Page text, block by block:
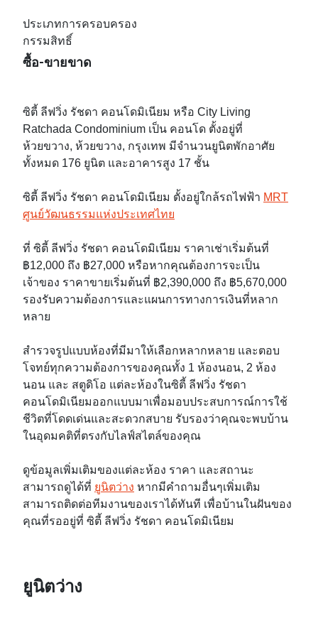
ประเภทการครอบครอง
กรรมสิทธิ์
ซื้อ-ขายขาด
ซิตี้ ลีฟวิ่ง รัชดา คอนโดมิเนียม หรือ City Living
Ratchada Condominium เป็น คอนโด ตั้งอยู่ที่
ห้วยขวาง, ห้วยขวาง, กรุงเทพ มีจำนวนยูนิตพักอาศัย
ทั้งหมด 176 ยูนิต และอาคารสูง 17 ชั้น
ซิตี้ ลีฟวิ่ง รัชดา คอนโดมิเนียม ตั้งอยู่ใกล้รถไฟฟ้า MRT
ศูนย์วัฒนธรรมแห่งประเทศไทย
ที่ ซิตี้ ลีฟวิ่ง รัชดา คอนโดมิเนียม ราคาเช่าเริ่มต้นที่
฿12,000 ถึง ฿27,000 หรือหากคุณต้องการจะเป็น
เจ้าของ ราคาขายเริ่มต้นที่ ฿2,390,000 ถึง ฿5,670,000
รองรับความต้องการและแผนการทางการเงินที่หลาก
หลาย
สำรวจรูปแบบห้องที่มีมาให้เลือกหลากหลาย และตอบ
โจทย์ทุกความต้องการของคุณทั้ง 1 ห้องนอน, 2 ห้อง
นอน และ สตูดิโอ แต่ละห้องในซิตี้ ลีฟวิ่ง รัชดา
คอนโดมิเนียมออกแบบมาเพื่อมอบประสบการณ์การใช้
ชีวิตที่โดดเด่นและสะดวกสบาย รับรองว่าคุณจะพบบ้าน
ในอุดมคติที่ตรงกับไลฟ์สไตล์ของคุณ
ดูข้อมูลเพิ่มเติมของแต่ละห้อง ราคา และสถานะ
สามารถดูได้ที่ ยูนิตว่าง หากมีคำถามอื่นๆเพิ่มเติม
สามารถติดต่อทีมงานของเราได้ทันที เพื่อบ้านในฝันของ
คุณที่รออยู่ที่ ซิตี้ ลีฟวิ่ง รัชดา คอนโดมิเนียม
ยูนิตว่าง